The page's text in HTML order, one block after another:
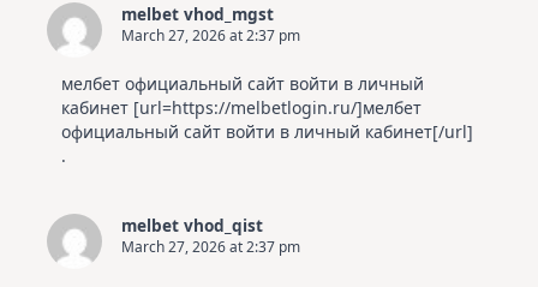
melbet vhod_mgst
March 27, 2026 at 2:37 pm
мелбет официальный сайт войти в личный
кабинет [url=https://melbetlogin.ru/]мелбет
официальный сайт войти в личный кабинет[/url]
.
melbet vhod_qist
March 27, 2026 at 2:37 pm